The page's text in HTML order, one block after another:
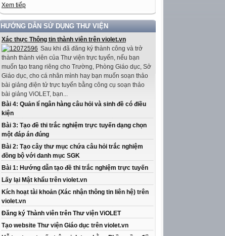
Xem tiếp
HƯỚNG DẪN SỬ DỤNG THƯ VIỆN
Xác thực Thông tin thành viên trên violet.vn
Sau khi đã đăng ký thành công và trở
thành thành viên của Thư viện trực tuyến, nếu bạn
muốn tạo trang riêng cho Trường, Phòng Giáo dục, Sở
Giáo dục, cho cá nhân mình hay bạn muốn soạn thảo
bài giảng điện tử trực tuyến bằng công cụ soạn thảo
bài giảng ViOLET, bạn...
Bài 4: Quản lí ngân hàng câu hỏi và sinh đề có điều
kiện
Bài 3: Tạo đề thi trắc nghiệm trực tuyến dạng chọn
một đáp án đúng
Bài 2: Tạo cây thư mục chứa câu hỏi trắc nghiệm
đồng bộ với danh mục SGK
Bài 1: Hướng dẫn tạo đề thi trắc nghiệm trực tuyến
Lấy lại Mật khẩu trên violet.vn
Kích hoạt tài khoản (Xác nhận thông tin liên hệ) trên
violet.vn
Đăng ký Thành viên trên Thư viện ViOLET
Tạo website Thư viện Giáo dục trên violet.vn